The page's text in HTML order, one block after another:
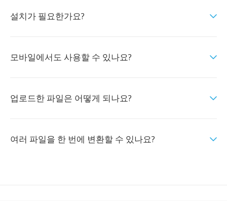
설치가 필요한가요?
모바일에서도 사용할 수 있나요?
업로드한 파일은 어떻게 되나요?
여러 파일을 한 번에 변환할 수 있나요?